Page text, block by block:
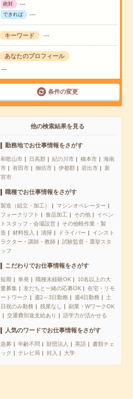
絶対 ---
できれば ---
キーワード ---
あなたのプロフィール
---
条件の変更
他の検索結果を見る
勤務地でお仕事情報をさがす
和歌山市 日高郡 紀の川市 橋本市
海南
市
有田市 御坊市 伊都郡 岩出市
新
宮市
職種でお仕事情報をさがす
製造（組立・加工）
マシンオペレーター
フォークリフト
食品加工 その他
イベン
トスタッフ・会場設営
その他軽作業・製
造
材料投入 清掃 ドライバー
インスト
ラクター・講師・教師
試験監督・選挙スタ
ッフ
こだわりでお仕事情報をさがす
短期 単発 職種未経験OK
10名以上の大
量募集
友だちと一緒の応募OK
在宅・リモ
ートワーク
週2～3日勤務 週4日勤務
土
日祝のみ勤務
残業なし
副業・WワークOK
交通費別途支給あり
語学力が活かせる
人気のワードでお仕事情報をさがす
急募 年齢不問 財団法人 英語
書類チェ
ック
テレビ局 封入 大学